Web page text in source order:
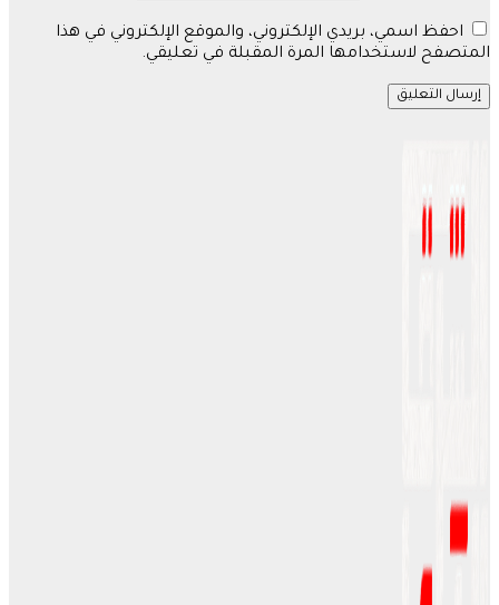
احفظ اسمي، بريدي الإلكتروني، والموقع الإلكتروني في هذا
المتصفح لاستخدامها المرة المقبلة في تعليقي.